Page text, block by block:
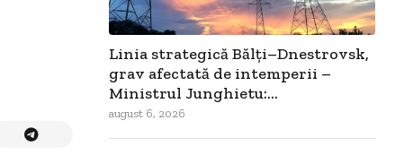
Linia strategică Bălți–Dnestrovsk,
grav afectată de intemperii –
Ministrul Junghietu:...
august 6, 2026